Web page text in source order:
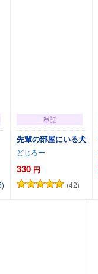
単話
先輩の部屋にいる犬
どじろー
330 円
(42)
カートに追加